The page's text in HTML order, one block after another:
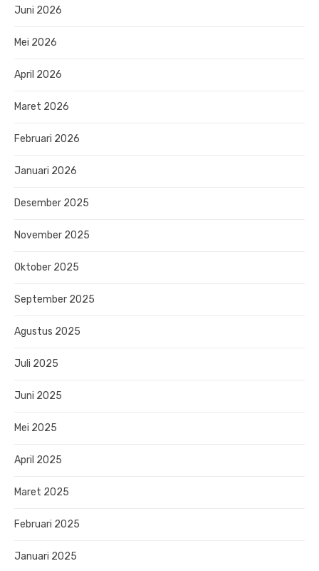
Juni 2026
Mei 2026
April 2026
Maret 2026
Februari 2026
Januari 2026
Desember 2025
November 2025
Oktober 2025
September 2025
Agustus 2025
Juli 2025
Juni 2025
Mei 2025
April 2025
Maret 2025
Februari 2025
Januari 2025